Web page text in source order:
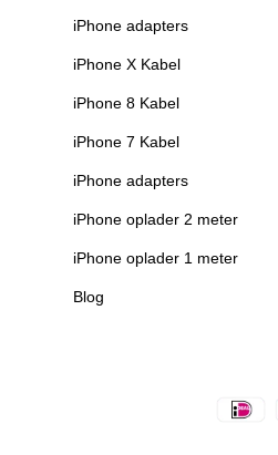
iPhone adapters
iPhone X Kabel
iPhone 8 Kabel
iPhone 7 Kabel
iPhone adapters
iPhone oplader 2 meter
iPhone oplader 1 meter
Blog